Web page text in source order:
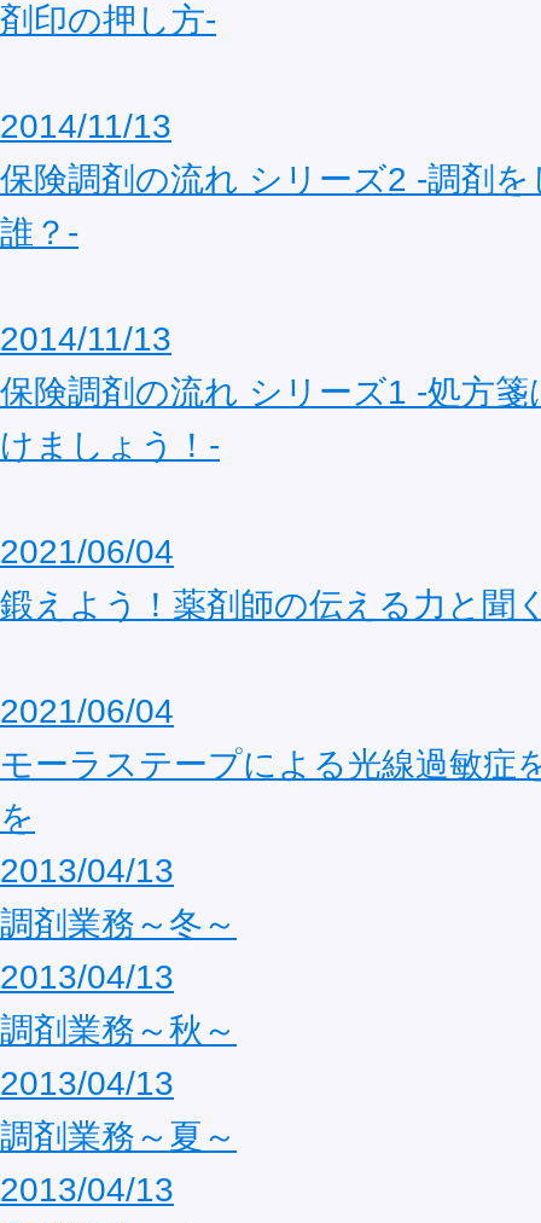
剤印の押し方‐
2014/11/13
保険調剤の流れ シリーズ2 -調剤
誰？-
2014/11/13
保険調剤の流れ シリーズ1 -処方箋
けましょう！-
2021/06/04
鍛えよう！薬剤師の伝える力と聞
2021/06/04
モーラステープによる光線過敏症
を
2013/04/13
調剤業務～冬～
2013/04/13
調剤業務～秋～
2013/04/13
調剤業務～夏～
2013/04/13